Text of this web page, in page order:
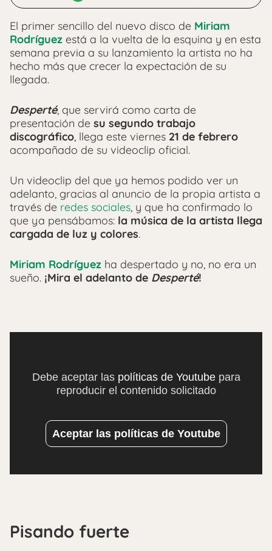
El primer sencillo del nuevo disco de Miriam
Rodríguez está a la vuelta de la esquina y en esta
semana previa a su lanzamiento la artista no ha
hecho más que crecer la expectación de su
llegada.
Desperté, que servirá como carta de
presentación de su segundo trabajo
discográfico, llega este viernes 21 de febrero
acompañado de su videoclip oficial.
Un videoclip del que ya hemos podido ver un
adelanto, gracias al anuncio de la propia artista a
través de redes sociales, y que ha confirmado lo
que ya pensábamos: la música de la artista llega
cargada de luz y colores.
Miriam Rodríguez ha despertado y no, no era un
sueño. ¡Mira el adelanto de Desperté!
Debe aceptar las políticas de Youtubepara
reproducir el contenido solicitado
Aceptar las políticas de Youtube
Pisando fuerte